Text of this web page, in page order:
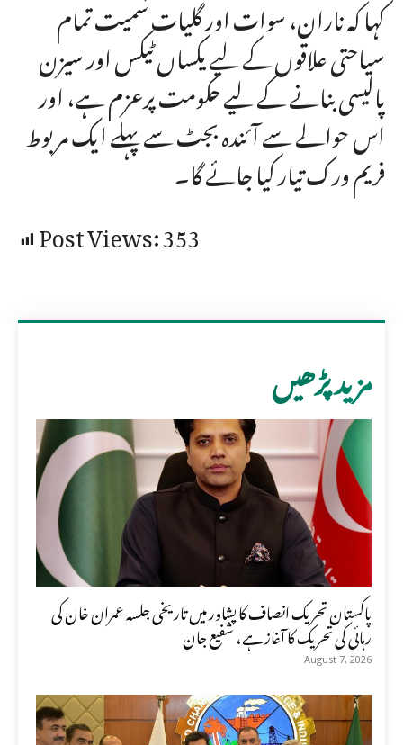
کہا کہ ناران، سوات اور گلیات سمیت تمام
سیاحتی علاقوں کے لیے یکساں ٹیکس اور سیزن
پالیسی بنانے کے لیے حکومت پرعزم ہے، اور
اس حوالے سے آئندہ بجٹ سے پہلے ایک مربوط
فریم ورک تیار کیا جائے گا۔
Post Views:353
مزید پڑھیں
پاکستان تحریک انصاف کا پشاور میں تاریخی جلسہ عمران خان کی
رہائی کی تحریک کا آغاز ہے، شفیع جان
August 7, 2026